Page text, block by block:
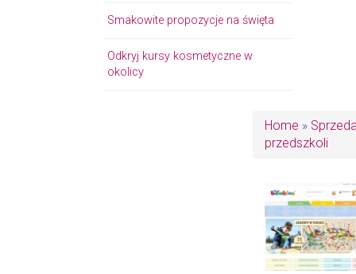
Smakowite propozycje na święta
Odkryj kursy kosmetyczne w
okolicy
Home »
przedszkoli